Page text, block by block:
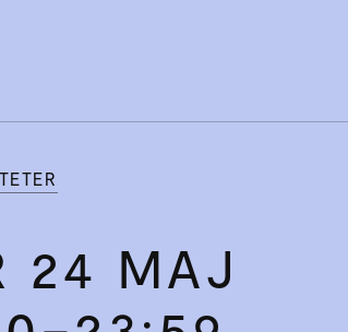
24 MAJ